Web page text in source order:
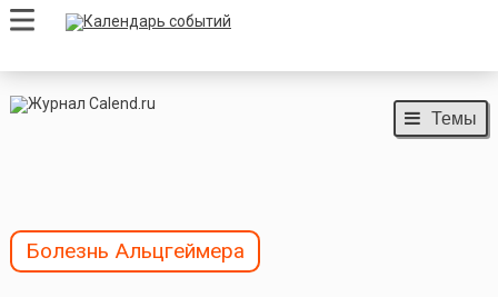
Темы
Болезнь Альцгеймера